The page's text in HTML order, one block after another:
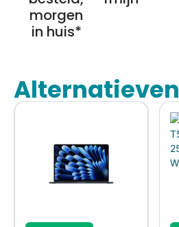
morgen
in huis*
Alternatieven